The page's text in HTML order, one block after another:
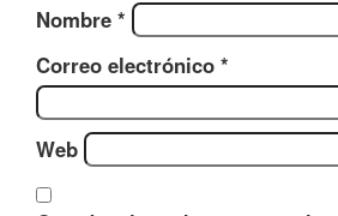
Nombre *
Correo electrónico *
Web